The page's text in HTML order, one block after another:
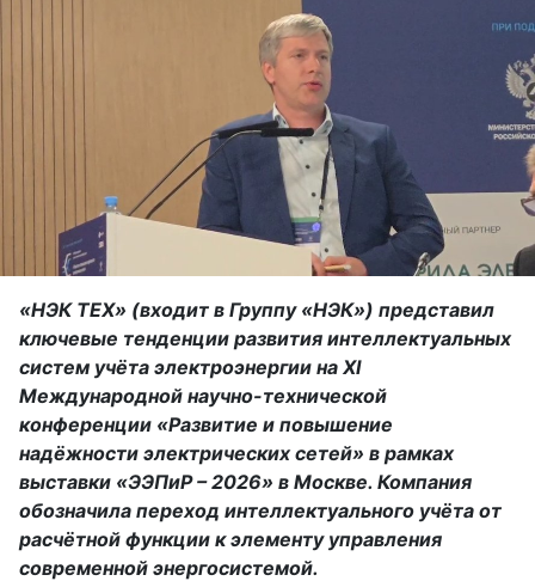
«НЭК ТЕХ» (входит в Группу «НЭК») представил
ключевые тенденции развития интеллектуальных
систем учёта электроэнергии на XI
Международной научно-технической
конференции «Развитие и повышение
надёжности электрических сетей» в рамках
выставки «ЭЭПиР – 2026» в Москве. Компания
обозначила переход интеллектуального учёта от
расчётной функции к элементу управления
современной энергосистемой.